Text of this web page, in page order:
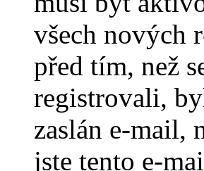
všech nových
před tím, než
registrovali,
zaslán e-mail,
jste tento e-